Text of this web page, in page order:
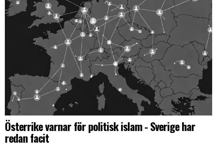
Österrike varnar för politisk islam - Sverige har
redan facit